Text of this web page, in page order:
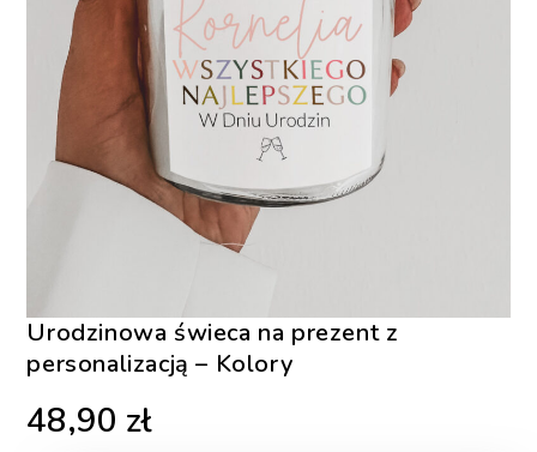
Urodzinowa świeca na prezent z
personalizacją – Kolory
48,90 zł